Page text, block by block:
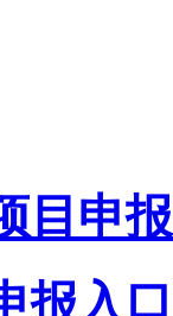
目申报
报入口